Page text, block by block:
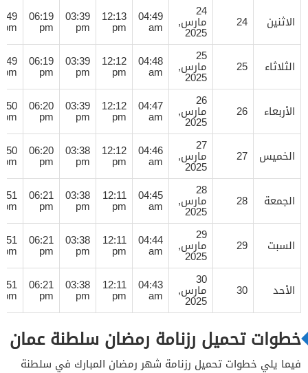
الاثنين 24
24
مارس,
2025
04:49
am
12:13
pm
03:39
pm
06:19
pm
pm
الثلاثاء 25
25
مارس,
2025
04:48
am
12:12
pm
03:39
pm
06:19
pm
pm
الأربعاء 26
26
مارس,
2025
04:47
am
12:12
pm
03:39
pm
06:20
pm
pm
الخميس 27
27
مارس,
2025
04:46
am
12:12
pm
03:38
pm
06:20
pm
pm
الجمعة 28
28
مارس,
2025
04:45
am
12:11
pm
03:38
pm
06:21
pm
pm
السبت 29
29
مارس,
2025
04:44
am
12:11
pm
03:38
pm
06:21
pm
pm
الأحد 30
30
مارس,
2025
04:43
am
12:11
pm
03:38
pm
06:21
pm
pm
خطوات تحميل رزنامة رمضان سلطنة عمان
فيما يلي خطوات تحميل رزنامة شهر رمضان المبارك في سلطنة